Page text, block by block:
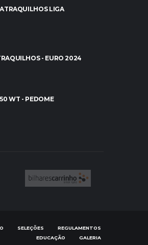
LIGA
- EURO 2024
WT - PEDOME
SELEÇÕES
REGULAMENTOS
EDUCAÇÃO
GALERIA